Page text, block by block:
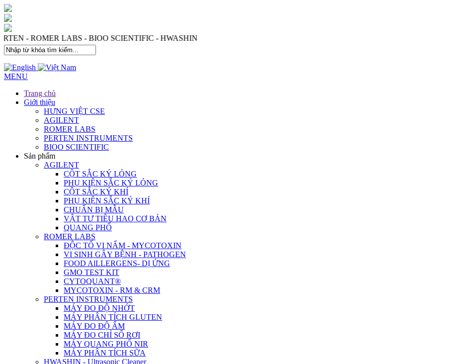
- PERTEN - ROMER LABS - BIOO SCIENTIFIC - HWASHIN
MENU
Trang chủ
Giới thiệu
HƯNG VIỆT CSE
AGILENT
ROMER LABS
PERTEN INSTRUMENTS
BIOO SCIENTIFIC
Sản phẩm
AGILENT
CỘT SẮC KÝ LỎNG
PHỤ KIỆN SẮC KÝ LỎNG
CỘT SẮC KÝ KHÍ
PHỤ KIỆN SẮC KÝ KHÍ
CHUẨN BỊ MẪU
VẬT TƯ TIÊU HAO CƠ BẢN
QUANG PHỔ
ROMER LABS
ĐỘC TỐ VI NẤM - MYCOTOXIN
VI SINH GÂY BỆNH - PATHOGEN
FOOD AlLLERGENS- DỊ ỨNG
GMO TEST KIT
CYTOQUANT®
MYCOTOXIN - RM & CRM
PERTEN INSTRUMENTS
MÁY ĐO ĐỘ NHỚT
MÁY PHÂN TÍCH GLUTEN
MÁY ĐO ĐỘ ẨM
MÁY ĐO CHỈ SỐ RƠI
MÁY QUANG PHỔ NIR
MÁY PHÂN TÍCH SỮA
HWASHIN - Ultrasonic Cleaner